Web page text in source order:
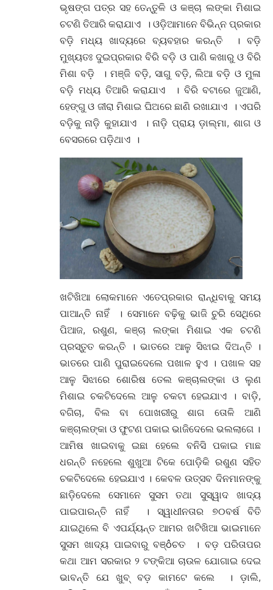
ଭୃଷଙ୍ଗ ପତ୍ର ସହ ତେନ୍ତୁଳି ଓ କଞ୍ଚା ଲଙ୍କା ମିଶାଇ
ଚଟଣି ତିଆରି କରାଯାଏ । ଓଡ଼ିଆମାନେ ବିଭିନ୍ନ ପ୍ରକାର
ବଡ଼ି ମଧ୍ୟ ଖାଦ୍ୟରେ ବ୍ୟବହାର କରନ୍ତି । ବଡ଼ି
ମୁଖ୍ୟତଃ ଦୁଇପ୍ରକାର ବିରି ବଡ଼ି ଓ ପାଣି କଖାରୁ ଓ ବିରି
ମିଶା ବଡ଼ି । ମଞ୍ଜି ବଡ଼ି, ସାଗୁ ବଡ଼ି, ଲିଆ ବଡ଼ି ଓ ମୁଳା
ବଡ଼ି ମଧ୍ୟ ତିଆରି କରାଯାଏ । ବିରି ବଟାରେ ଜୁଆଣି,
ହେଙ୍ଗୁ ଓ ଜୀରା ମିଶାଇ ଘିଅରେ ଛାଣି ରଖାଯାଏ । ଏପରି
ବଡ଼ିକୁ ନାଡ଼ି କୁହାଯାଏ । ନାଡ଼ି ପ୍ରାୟ ଡ଼ାଲ୍ମା, ଶାଗ ଓ
ବେସରରେ ପଡ଼ିଥାଏ ।
ଖଟିଖିଆ ଲୋକମାନେ ଏତେପ୍ରକାର ରାନ୍ଧିବାକୁ ସମୟ
ପାଆନ୍ତି ନାହିଁ । ସେମାନେ ବଢ଼ିକୁ ଭାଜି ଚୁରି ସେଥିରେ
ପିଆଜ, ରଶୁଣ, କଞ୍ଚା ଲଙ୍କା ମିଶାଇ ଏକ ଚଟଣି
ପ୍ରସ୍ତୁତ କରନ୍ତି । ଭାତରେ ଆଳୁ ସିଝାଇ ଦିଅନ୍ତି ।
ଭାତରେ ପାଣି ପୁରାଇଦେଲେ ପଖାଳ ହୁଏ । ପଖାଳ ସହ
ଆଳୁ ସିଝାରେ ଶୋରିଷ ତେଲ କଞ୍ଚାଲଙ୍କା ଓ ଲୁଣ
ମିଶାଇ ଚକଟିଦେଲେ ଆଳୁ ଚକଟା ହେଇଯାଏ । ବାଡ଼ି,
ବଗିଚା, ବିଲ ବା ପୋଖରୀରୁ ଶାଗ ତୋଳି ଆଣି
କଞ୍ଚାଲଙ୍କା ଓ ଫୁଟଣ ପକାଇ ଭାଜିଦେଲେ ଭଲଲାଗେ ।
ଆମିଷ ଖାଇବାକୁ ଇଛା ହେଲେ ବନିସି ପକାଇ ମାଛ
ଧରନ୍ତି ନହେଲେ ଶୁଖୁଆ ଟିକେ ପୋଡ଼ିକି ରଶୁଣ ସହିତ
ଚକଟିଦେଲେ ହେଇଯାଏ । କେବଳ ଉତ୍ସବ ଦିନମାନଙ୍କୁ
ଛାଡ଼ିଦେଲେ ସେମାନେ ସୁସମ ତଥା ସୁସ୍ୱାଦ ଖାଦ୍ୟ
ପାଇପାରନ୍ତି ନାହିଁ । ସ୍ୱାଧୀନତାର ୭୦ବର୍ଷ ବିତି
ଯାଇଥିଲେ ବି ଏପର୍ଯ୍ୟନ୍ତ ଆମର ଖଟିଖିଆ ଭାଇମାନେ
ସୁସମ ଖାଦ୍ୟ ପାଇବାରୁ ବଞ୍ôଚତ । ବଡ଼ ପରିତାପର
କଥା ଆମ ସରକାର ୨ ଟଙ୍କିଆ ଚାଉଳ ଯୋଗାଇ ଦେଇ
ଭାବନ୍ତି ଯେ ଖୁବ୍ ବଡ଼ କାମଟେ କଲେ । ଡ଼ାଲି,